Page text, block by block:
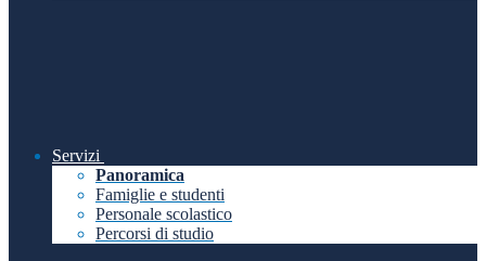
Servizi
Panoramica
Famiglie e studenti
Personale scolastico
Percorsi di studio